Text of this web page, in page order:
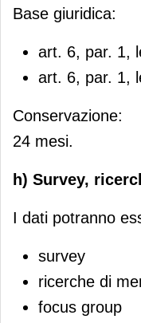
Base giuridica:
art. 6, par. 1,
art. 6, par. 1,
Conservazione:
24 mesi.
h) Survey,
I dati potranno
survey
ricerche di
focus group